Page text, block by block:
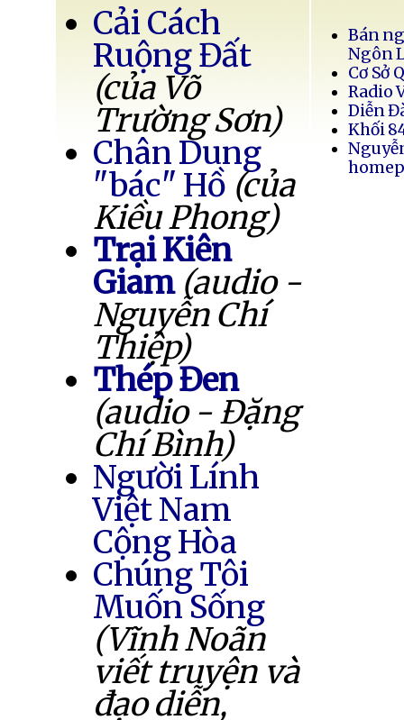
Cải Cách
Ruộng Đất
(của Võ
Trường Sơn)
Chân Dung
"bác" Hồ (của
Kiều Phong)
Trại Kiên
Giam (audio -
Nguyễn Chí
Thiệp)
Thép Đen
(audio - Đặng
Chí Bình)
Người Lính
Việt Nam
Cộng Hòa
Chúng Tôi
Muốn Sống
(Vĩnh Noãn
viết truyện và
đạo diễn,
Bán
Ngôn
Cơ Sở
Radio
Diễn
Khối